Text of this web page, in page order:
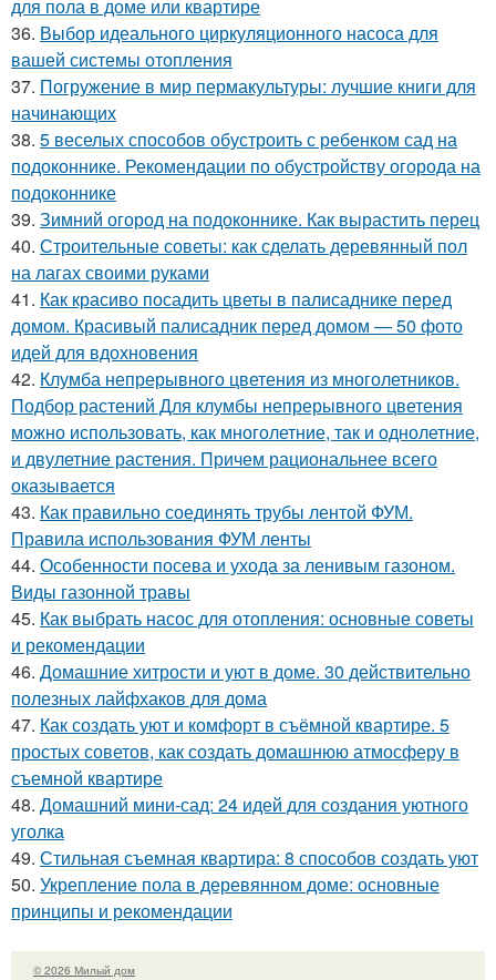
для пола в доме или квартире
36. Выбор идеального циркуляционного насоса для
вашей системы отопления
37. Погружение в мир пермакультуры: лучшие книги для
начинающих
38. 5 веселых способов обустроить с ребенком сад на
подоконнике. Рекомендации по обустройству огорода на
подоконнике
39. Зимний огород на подоконнике. Как вырастить перец
40. Строительные советы: как сделать деревянный пол
на лагах своими руками
41. Как красиво посадить цветы в палисаднике перед
домом. Красивый палисадник перед домом — 50 фото
идей для вдохновения
42. Клумба непрерывного цветения из многолетников.
Подбор растений Для клумбы непрерывного цветения
можно использовать, как многолетние, так и однолетние,
и двулетние растения. Причем рациональнее всего
оказывается
43. Как правильно соединять трубы лентой ФУМ.
Правила использования ФУМ ленты
44. Особенности посева и ухода за ленивым газоном.
Виды газонной травы
45. Как выбрать насос для отопления: основные советы
и рекомендации
46. Домашние хитрости и уют в доме. 30 действительно
полезных лайфхаков для дома
47. Как создать уют и комфорт в съёмной квартире. 5
простых советов, как создать домашнюю атмосферу в
съемной квартире
48. Домашний мини-сад: 24 идей для создания уютного
уголка
49. Стильная съемная квартира: 8 способов создать уют
50. Укрепление пола в деревянном доме: основные
принципы и рекомендации
© 2026 Милый дом